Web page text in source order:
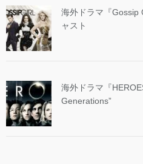
海外ドラマ『Gossip
ャスト
海外ドラマ『
Generations”